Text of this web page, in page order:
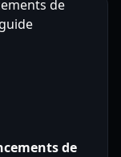
de